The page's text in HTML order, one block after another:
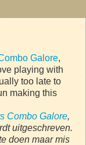
Galore,
playing with
too late to
making this
Combo Galore,
uitgeschreven.
doen maar mis